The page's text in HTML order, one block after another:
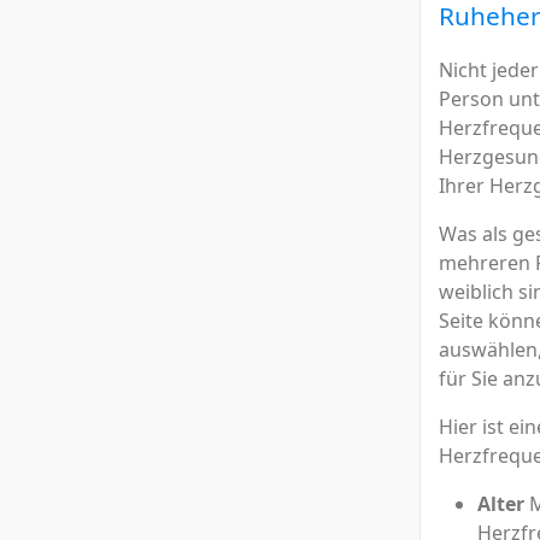
Nicht
Person
Ihrer
Was als
mehreren
weiblich
Seite
für Sie
Hier ist
Alter